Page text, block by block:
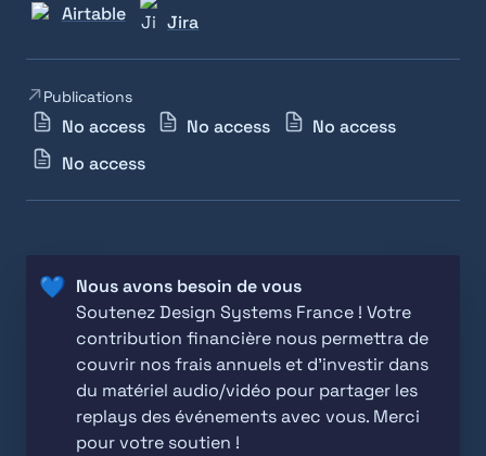
Airtable Jira
Publications
No access No access
No access
No access
💙
Soutenez Design Systems France ! Votre
contribution financière nous permettra de
couvrir nos frais annuels et d'investir dans
du matériel audio/vidéo pour partager les
replays des événements avec vous. Merci